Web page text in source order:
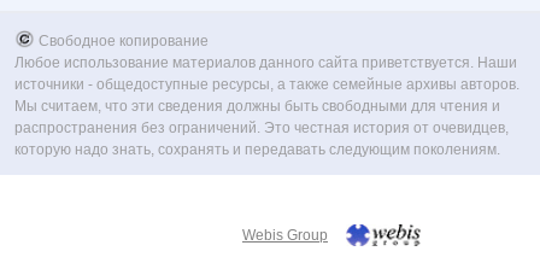
Свободное копирование
Любое использование материалов данного сайта приветствуется. Наши
источники - общедоступные ресурсы, а также семейные архивы авторов.
Мы считаем, что эти сведения должны быть свободными для чтения и
распространения без ограничений. Это честная история от очевидцев,
которую надо знать, сохранять и передавать следующим поколениям.
Webis Group